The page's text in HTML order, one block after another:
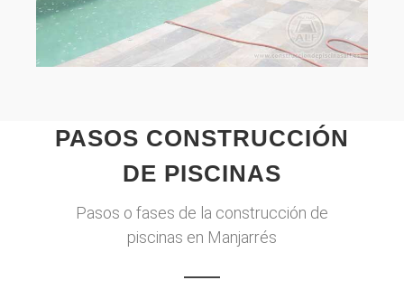
PASOS CONSTRUCCIÓN
DE PISCINAS
Pasos o fases de la construcción de
piscinas en Manjarrés